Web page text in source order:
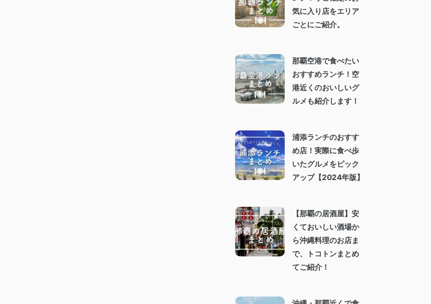
気に入り店をエリア
ごとにご紹介。
那覇空港で食べたい
おすすめランチ！空
港近くのおいしいグ
ルメも紹介します！
浦添ランチのおすす
め店！実際に食べ歩
いたグルメをピック
アップ【2024年版】
【那覇の居酒屋】安
くておいしい酒場か
ら沖縄料理のお店ま
で、トコトンまとめ
てご紹介！